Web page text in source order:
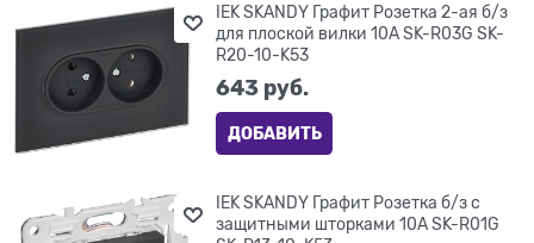
IEK SKANDY Графит Розетка 2-ая б/з
для плоской вилки 10А SK-R03G SK-
R20-10-K53
643 руб.
ДОБАВИТЬ
IEK SKANDY Графит Розетка б/з с
защитными шторками 10А SK-R01G